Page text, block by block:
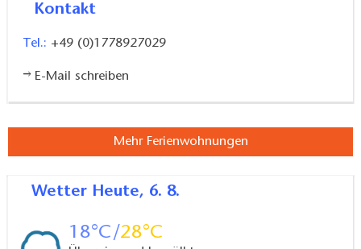
Kontakt
Tel.: +49 (0)1778927029
E-Mail schreiben
Mehr Ferienwohnungen
Wetter Heute, 6. 8.
18 28